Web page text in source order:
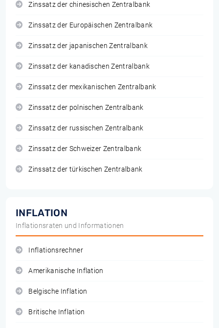
Zinssatz der chinesischen Zentralbank
Zinssatz der Europäischen Zentralbank
Zinssatz der japanischen Zentralbank
Zinssatz der kanadischen Zentralbank
Zinssatz der mexikanischen Zentralbank
Zinssatz der polnischen Zentralbank
Zinssatz der russischen Zentralbank
Zinssatz der Schweizer Zentralbank
Zinssatz der türkischen Zentralbank
INFLATION
Inflationsraten und Informationen
Inflationsrechner
Amerikanische Inflation
Belgische Inflation
Britische Inflation